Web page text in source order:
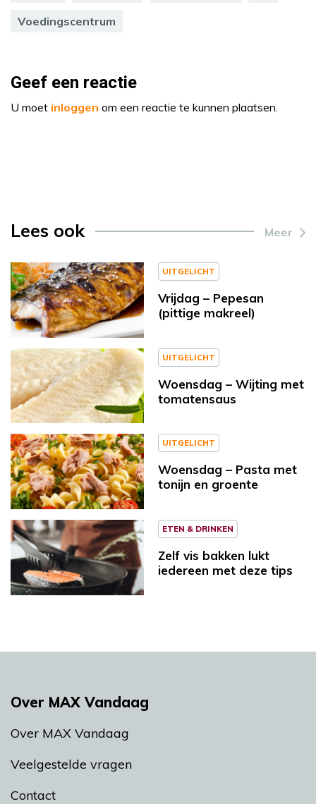
Voedingscentrum
Geef een reactie
U moet inloggen om een reactie te kunnen plaatsen.
Lees ook Meer
UITGELICHT
Vrijdag – Pepesan
(pittige makreel)
UITGELICHT
Woensdag – Wijting met
tomatensaus
UITGELICHT
Woensdag – Pasta met
tonijn en groente
ETEN & DRINKEN
Zelf vis bakken lukt
iedereen met deze tips
Over MAX Vandaag
Over MAX Vandaag
Veelgestelde vragen
Contact